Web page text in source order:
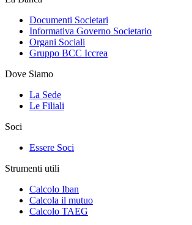
Documenti Societari
Informativa Governo Societario
Organi Sociali
Gruppo BCC Iccrea
Dove Siamo
La Sede
Le Filiali
Soci
Essere Soci
Strumenti utili
Calcolo Iban
Calcola il mutuo
Calcolo TAEG